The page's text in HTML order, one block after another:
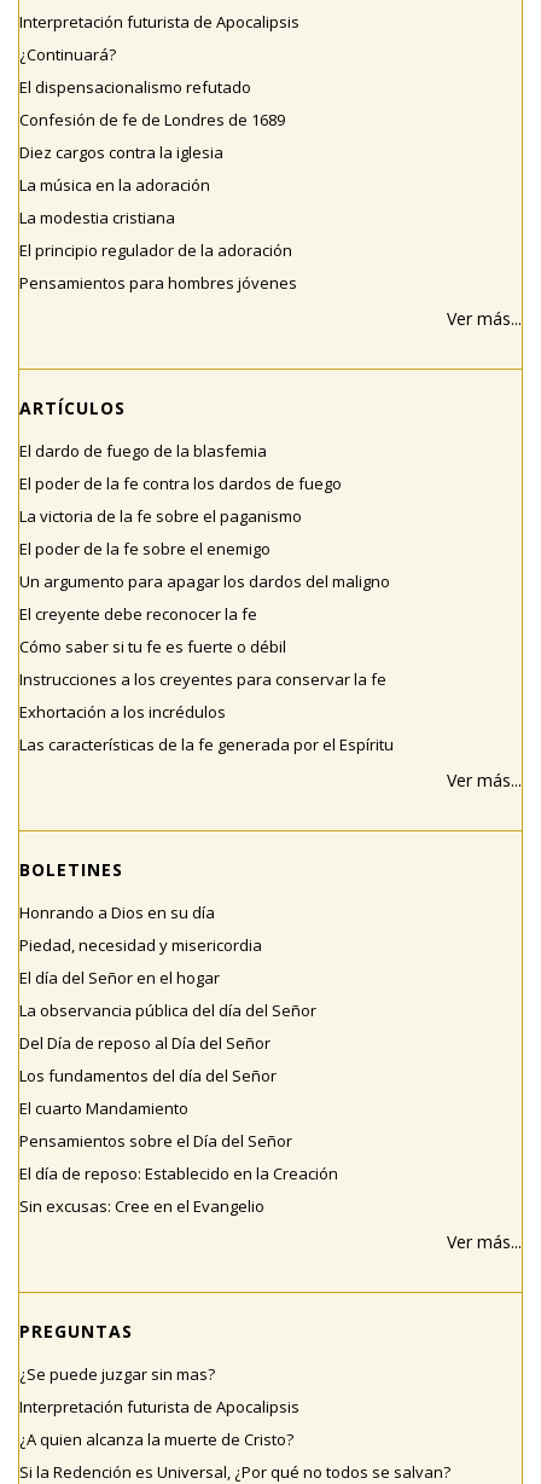
Interpretación futurista de Apocalipsis
¿Continuará?
El dispensacionalismo refutado
Confesión de fe de Londres de 1689
Diez cargos contra la iglesia
La música en la adoración
La modestia cristiana
El principio regulador de la adoración
Pensamientos para hombres jóvenes
Ver más...
ARTÍCULOS
El dardo de fuego de la blasfemia
El poder de la fe contra los dardos de fuego
La victoria de la fe sobre el paganismo
El poder de la fe sobre el enemigo
Un argumento para apagar los dardos del maligno
El creyente debe reconocer la fe
Cómo saber si tu fe es fuerte o débil
Instrucciones a los creyentes para conservar la fe
Exhortación a los incrédulos
Las características de la fe generada por el Espíritu
Ver más...
BOLETINES
Honrando a Dios en su día
Piedad, necesidad y misericordia
El día del Señor en el hogar
La observancia pública del día del Señor
Del Día de reposo al Día del Señor
Los fundamentos del día del Señor
El cuarto Mandamiento
Pensamientos sobre el Día del Señor
El día de reposo: Establecido en la Creación
Sin excusas: Cree en el Evangelio
Ver más...
PREGUNTAS
¿Se puede juzgar sin mas?
Interpretación futurista de Apocalipsis
¿A quien alcanza la muerte de Cristo?
Si la Redención es Universal, ¿Por qué no todos se salvan?